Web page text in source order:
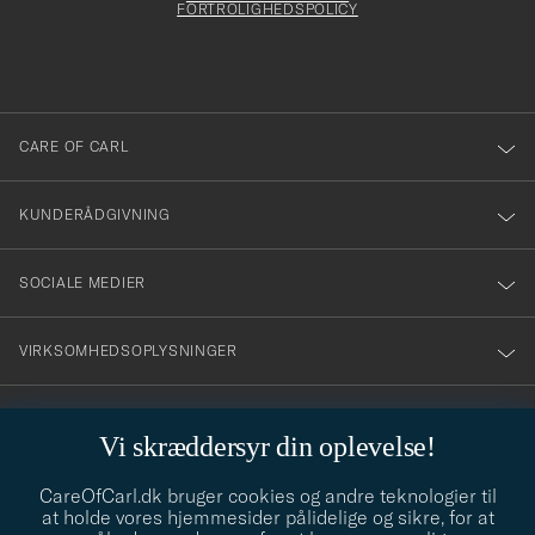
Vi skræddersyr din oplevelse!
CareOfCarl.dk bruger cookies og andre teknologier til
at holde vores hjemmesider pålidelige og sikre, for at
dig
till
vårt
nyhetsbrev!
FORTROLIGHEDSPOLICY
CARE OF CARL
KUNDERÅDGIVNING
SOCIALE MEDIER
VIRKSOMHEDSOPLYSNINGER
Behøver du hjælp til at finde din stil? Lad os hjælpe dig, vi hjælper
gerne til!